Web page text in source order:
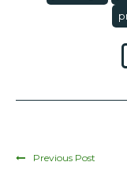
Previous Post